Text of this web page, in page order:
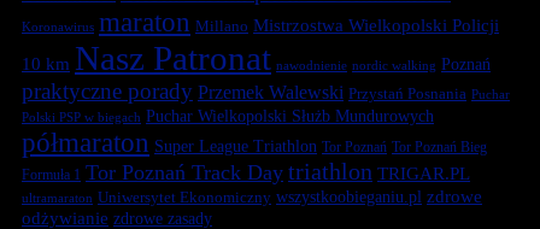
Koronawirus maraton Millano Mistrzostwa Wielkopolski Policji
10 km Nasz Patronat nawodnienie nordic walking Poznań
praktyczne porady Przemek Walewski Przystań Posnania Puchar
Polski PSP w biegach Puchar Wielkopolski Służb Mundurowych
półmaraton Super League Triathlon Tor Poznań Tor Poznań Bieg
Formuła 1 Tor Poznań Track Day triathlon TRIGAR.PL
ultramaraton Uniwersytet Ekonomiczny wszystkoobieganiu.pl zdrowe
odżywianie zdrowe zasady